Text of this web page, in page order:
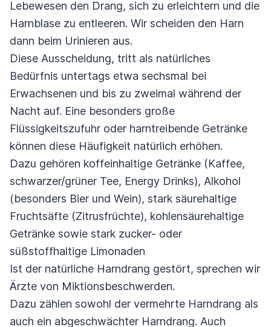
Lebewesen den Drang, sich zu erleichtern und die
Harnblase zu entleeren. Wir scheiden den Harn
dann beim Urinieren aus.
Diese Ausscheidung, tritt als natürliches
Bedürfnis untertags etwa sechsmal bei
Erwachsenen und bis zu zweimal während der
Nacht auf. Eine besonders große
Flüssigkeitszufuhr oder harntreibende Getränke
können diese Häufigkeit natürlich erhöhen.
Dazu gehören koffeinhaltige Getränke (Kaffee,
schwarzer/grüner Tee, Energy Drinks), Alkohol
(besonders Bier und Wein), stark säurehaltige
Fruchtsäfte (Zitrusfrüchte), kohlensäurehaltige
Getränke sowie stark zucker- oder
süßstoffhaltige Limonaden
Ist der natürliche Harndrang gestört, sprechen wir
Ärzte von Miktionsbeschwerden.
Dazu zählen sowohl der vermehrte Harndrang als
auch ein abgeschwächter Harndrang. Auch